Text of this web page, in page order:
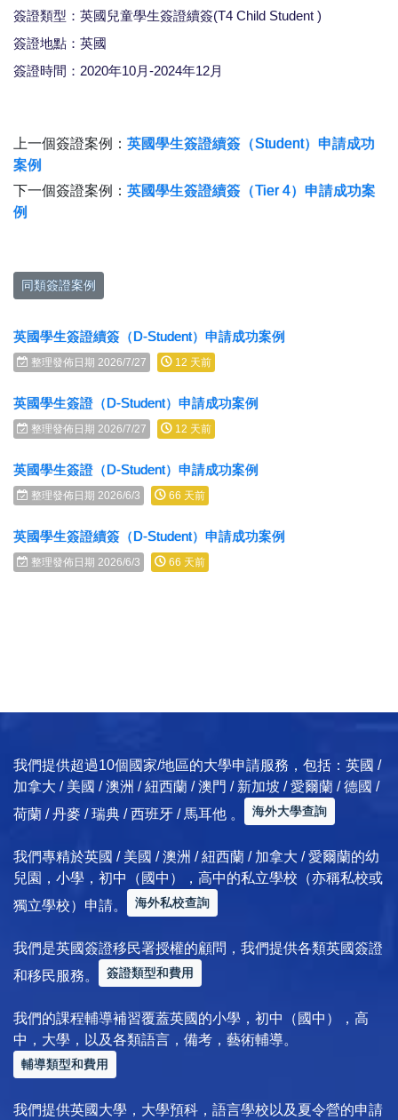
簽證類型：英國兒童學生簽證續簽(T4 Child Student )
簽證地點：英國
簽證時間：2020年10月-2024年12月
上一個簽證案例： 英國學生簽證續簽（Student）申請成功
案例
下一個簽證案例： 英國學生簽證續簽（Tier 4）申請成功案
例
同類簽證案例
英國學生簽證續簽（D-Student）申請成功案例
整理發佈日期 2026/7/27 12 天前
英國學生簽證（D-Student）申請成功案例
整理發佈日期 2026/7/27 12 天前
英國學生簽證（D-Student）申請成功案例
整理發佈日期 2026/6/3 66 天前
英國學生簽證續簽（D-Student）申請成功案例
整理發佈日期 2026/6/3 66 天前
我們提供超過10個國家/地區的大學申請服務，包括：英國 /
加拿大 / 美國 / 澳洲 / 紐西蘭 / 澳門 / 新加坡 / 愛爾蘭 / 德國 /
荷蘭 / 丹麥 / 瑞典 / 西班牙 / 馬耳他 。
海外大學查詢
我們專精於英國 / 美國 / 澳洲 / 紐西蘭 / 加拿大 / 愛爾蘭的幼
兒園，小學，初中（國中），高中的私立學校（亦稱私校或
獨立學校）申請。
海外私校查詢
我們是英國簽證移民署授權的顧問，我們提供各類英國簽證
和移民服務。
簽證類型和費用
我們的課程輔導補習覆蓋英國的小學，初中（國中），高
中，大學，以及各類語言，備考，藝術輔導。
輔導類型和費用
我們提供英國大學，大學預科，語言學校以及夏令營的申請